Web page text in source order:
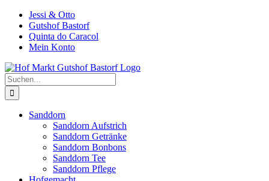
Zum
Inhalt
springen
Jessi & Otto
Gutshof Bastorf
Quinta do Caracol
Mein Konto
Suche
nach:
Sanddorn
Sanddorn Aufstrich
Sanddorn Getränke
Sanddorn Bonbons
Sanddorn Tee
Sanddorn Pflege